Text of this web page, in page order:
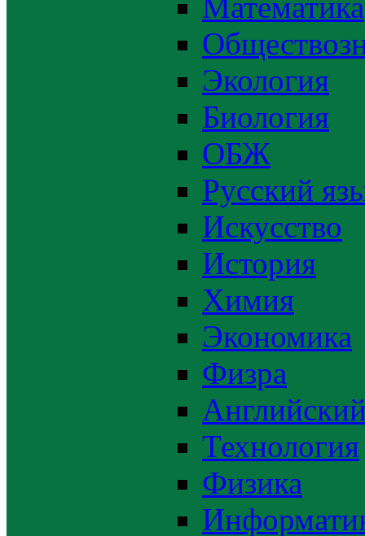
Экология
Биология
ОБЖ
Русский
Искусство
История
Химия
Экономика
Физра
Технология
Физика